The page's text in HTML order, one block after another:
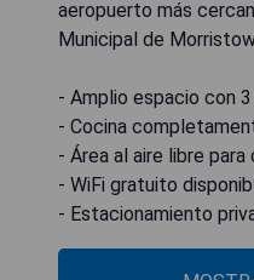
aeropuerto más
Municipal de
- Amplio espacio con
- Cocina
- Área al aire libre para
- WiFi gratuito
- Estacionamiento